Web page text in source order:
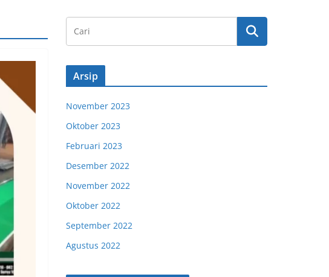
Arsip
November 2023
Oktober 2023
Februari 2023
Desember 2022
November 2022
Oktober 2022
September 2022
Agustus 2022